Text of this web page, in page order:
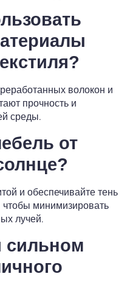
волокон и
прочность и
среды.
от
и обеспечивайте тень
минимизировать
лучей.
сильном